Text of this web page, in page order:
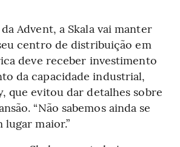
Advent, a Skala vai manter
centro de distribuição em
deve receber investimento
da capacidade industrial,
que evitou dar detalhes sobre
“Não sabemos ainda se
maior.”